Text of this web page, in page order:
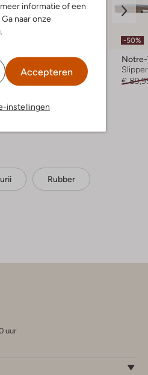
informatie of een
naar onze
.
Accepteren
instellingen
Mexx
Teenslippers
€ 59,95
€ 29,99
-50%
€
Rubber
uur